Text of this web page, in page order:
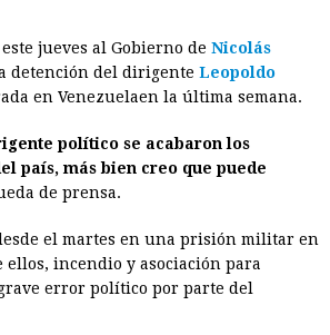
jueves al Gobierno de Nicolás
detención del dirigente Leopoldo
en Venezuelaen la última semana.
político se acabaron los
país, más bien creo que puede
de prensa.
el martes en una prisión militar en
ellos, incendio y asociación para
error político por parte del